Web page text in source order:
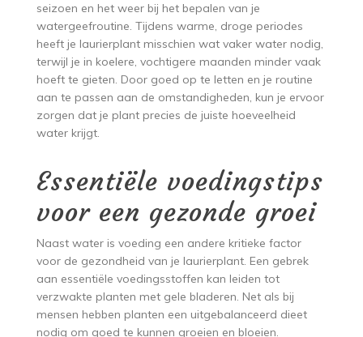
seizoen en het weer bij het bepalen van je
watergeefroutine. Tijdens warme, droge periodes
heeft je laurierplant misschien wat vaker water nodig,
terwijl je in koelere, vochtigere maanden minder vaak
hoeft te gieten. Door goed op te letten en je routine
aan te passen aan de omstandigheden, kun je ervoor
zorgen dat je plant precies de juiste hoeveelheid
water krijgt.
Essentiële voedingstips
voor een gezonde groei
Naast water is voeding een andere kritieke factor
voor de gezondheid van je laurierplant. Een gebrek
aan essentiële voedingsstoffen kan leiden tot
verzwakte planten met gele bladeren. Net als bij
mensen hebben planten een uitgebalanceerd dieet
nodig om goed te kunnen groeien en bloeien.